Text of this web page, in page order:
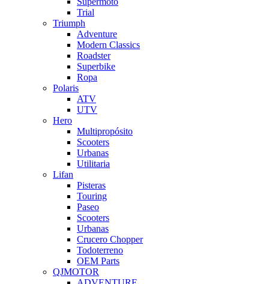
Trial
Triumph
Adventure
Modern Classics
Roadster
Superbike
Ropa
Polaris
ATV
UTV
Hero
Multipropósito
Scooters
Urbanas
Utilitaria
Lifan
Pisteras
Touring
Paseo
Scooters
Urbanas
Crucero Chopper
Todoterreno
OEM Parts
QJMOTOR